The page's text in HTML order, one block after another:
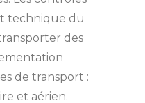
technique du
des
de transport :
et aérien.